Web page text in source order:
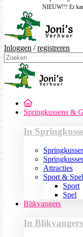
NIEUW!!! Er
Inloggen /registreren
Springkussens &
In
Attracties
Sport & Spel
Sport
Spel
Blikvangers
In Blikvangers